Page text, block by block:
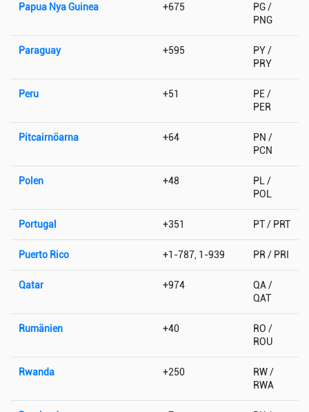
Papua Nya Guinea +675
PG /
PNG
Paraguay +595
PY /
PRY
Peru +51
PE /
PER
Pitcairnöarna +64
PN /
PCN
Polen +48
PL /
POL
Portugal +351 PT / PRT
Puerto Rico +1-787, 1-939 PR / PRI
Qatar +974
QA /
QAT
Rumänien +40
RO /
ROU
Rwanda +250
RW /
RWA